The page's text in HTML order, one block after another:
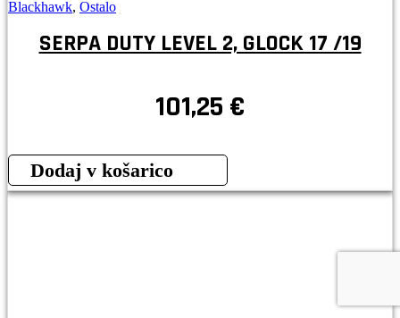
Blackhawk, Ostalo
SERPA DUTY LEVEL 2, GLOCK 17 /19
101,25 €
Dodaj v košarico